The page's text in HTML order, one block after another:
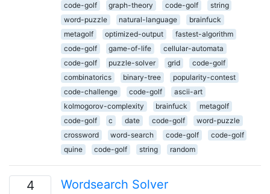
code-golf
graph-theory code-golf
string
word-puzzle
natural-language
brainfuck
metagolf
optimized-output
fastest-algorithm
code-golf
game-of-life
cellular-automata
code-golf
puzzle-solver grid
code-golf
combinatorics
binary-tree
popularity-contest
code-challenge
code-golf
ascii-art
kolmogorov-complexity
brainfuck
metagolf
code-golf
c date code-golf
word-puzzle
crossword
word-search code-golf
code-golf
quine
code-golf string random
4 Wordsearch Solver